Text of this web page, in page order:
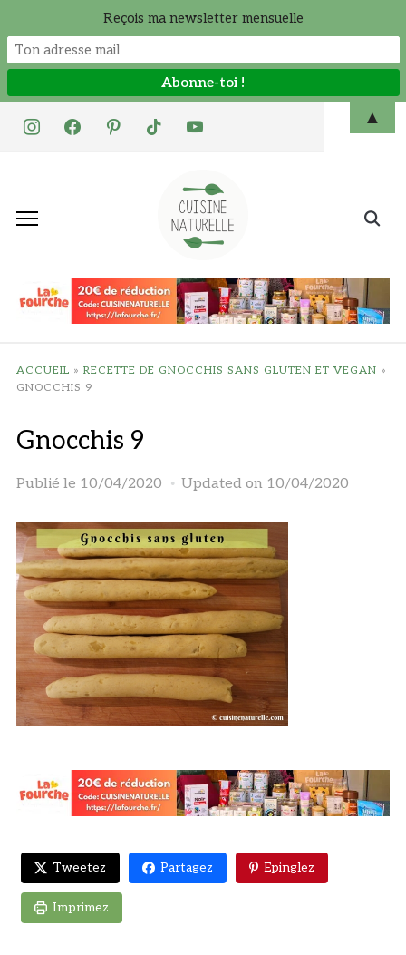
instagramfacebookpinteresttiktok youtube
Search
ACCUEIL » RECETTE DE GNOCCHIS SANS GLUTEN ET VEGAN »
GNOCCHIS 9
Gnocchis 9
Publié le 10/04/2020 Updated on 10/04/2020
Tweetez Partagez Epinglez
Imprimez
Reçois ma newsletter mensuelle
▲